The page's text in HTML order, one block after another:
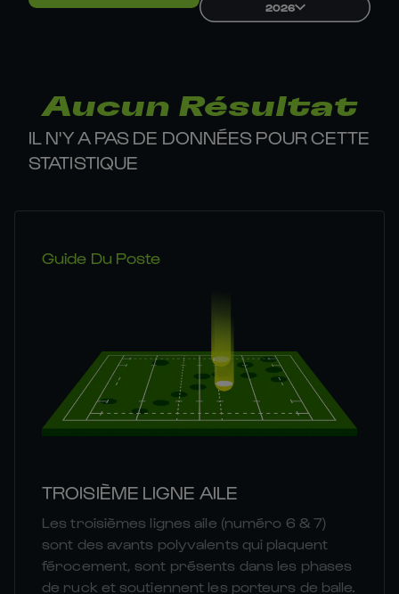
2026
Aucun Résultat
IL N'Y A PAS DE DONNÉES POUR CETTE
STATISTIQUE
Guide Du Poste
TROISIÈME LIGNE AILE
Les troisièmes lignes aile (numéro 6 & 7)
sont des avants polyvalents qui plaquent
férocement, sont présents dans les phases
de ruck et soutiennent les porteurs de balle.